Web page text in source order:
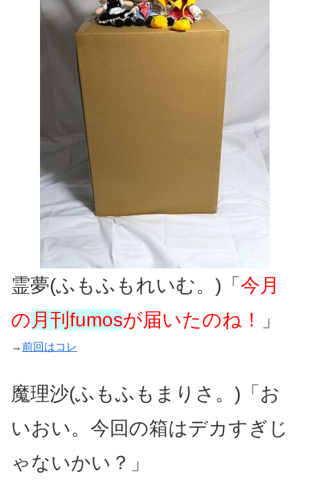
霊夢(ふもふもれいむ。)「 今月
の月刊fumosが届いたのね！ 」
→前回はコレ
魔理沙(ふもふもまりさ。)「お
いおい。今回の箱はデカすぎじ
ゃないかい？」